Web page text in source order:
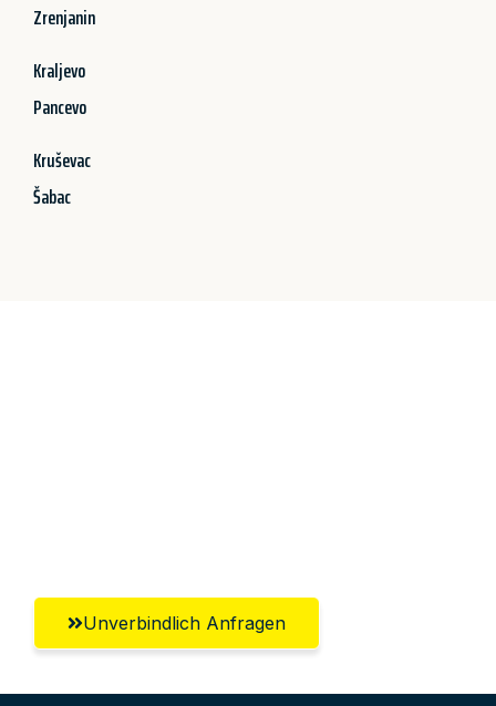
Zrenjanin
Kraljevo
Pancevo
Kruševac
Šabac
Unverbindlich Anfragen